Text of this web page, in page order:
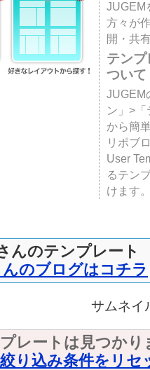
JUGEM
方々が
開・共
テン
ついて
JUGEM
ン」>
から簡
リポブ
User
るテン
けます
んのテンプレート
んのブログはコチラ
サムネイ
レートは見つかり
り込み条件をリセ